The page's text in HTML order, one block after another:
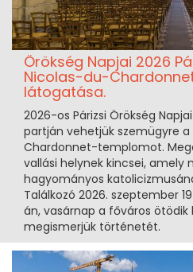
Örökség Napjai 2026
Nicolas-du-
látogatása.
2026-os Párizsi Örökség
partján vehetjük szemügyre a
Chardonnet-templomot.
vallási helynek kincsei, amely
hagyományos
Találkozó 2026. szeptember
án, vasárnap a főváros
megismerjük történetét.